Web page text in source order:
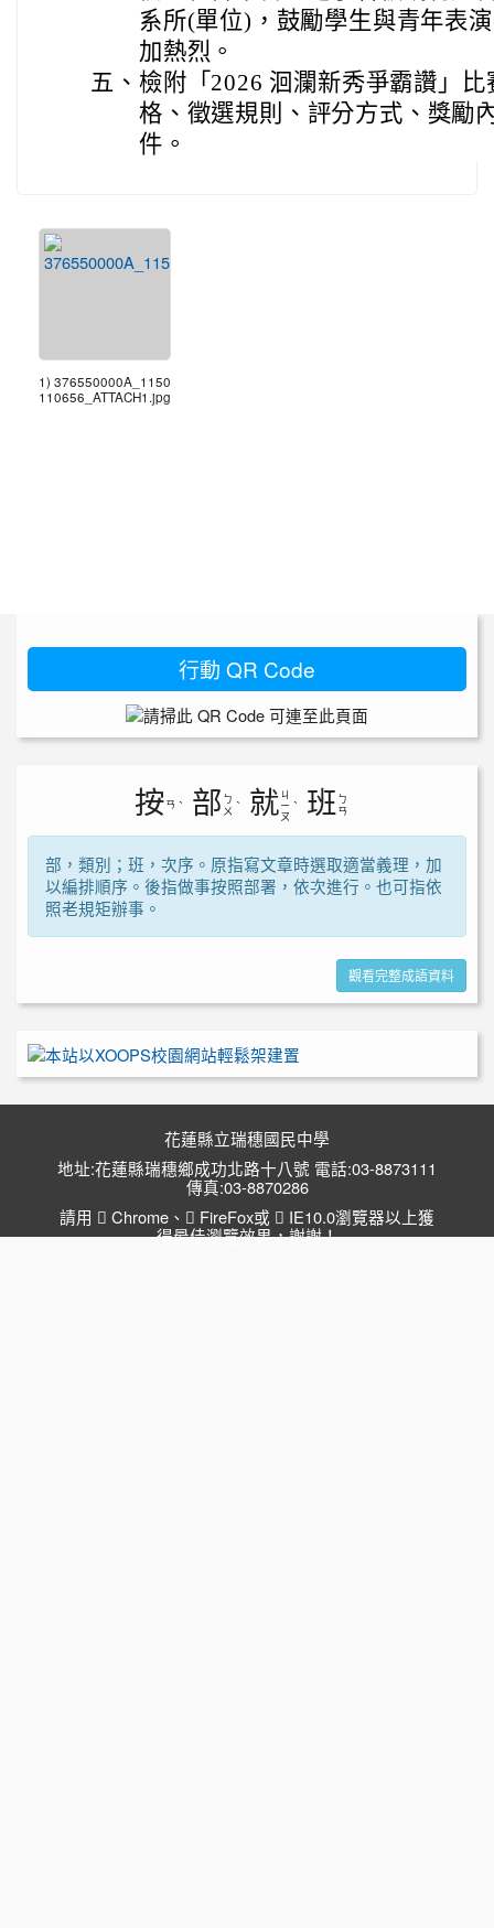
系所(單位)，鼓勵學生與青年表
加熱烈。
五、 檢附「2026 洄瀾新秀爭霸讚」
格、徵選規則、評分方式、獎勵
件。
1) 376550000A_1150
110656_ATTACH1.jpg
行動 QR Code
按 ㄢ ˋ 部 ㄅ
ㄨ ˋ 就 ㄐ
ㄧ
ㄡ
ˋ 班 ㄅ
ㄢ
部，類別；班，次序。原指寫文章時選取適當義理，加
以編排順序。後指做事按照部署，依次進行。也可指依
照老規矩辦事。
觀看完整成語資料
花蓮縣立瑞穗國民中學
地址:花蓮縣瑞穗鄉成功北路十八號 電話:03-8873111
傳真:03-8870286
請用
Chrome 、 FireFox或
IE10.0瀏覽器以上獲
得最佳瀏覽效果，謝謝！